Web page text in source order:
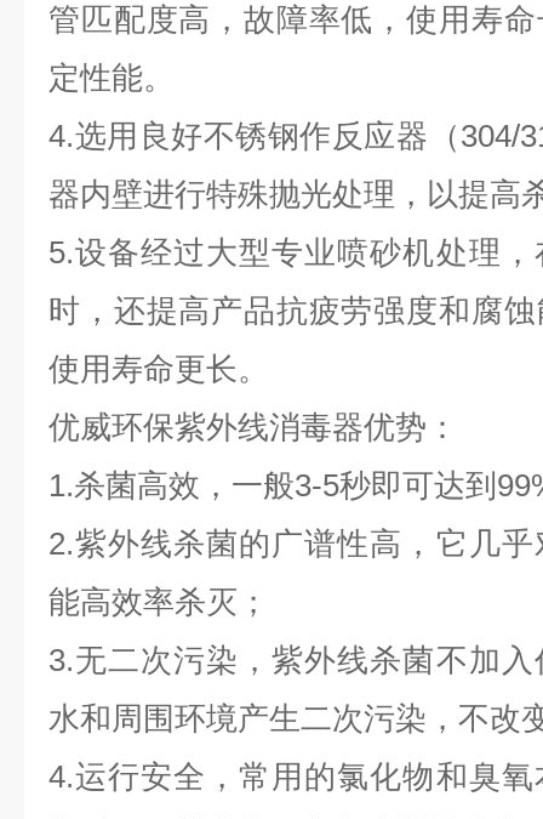
管匹配度高，故障率低，使用寿
定性能。
4.选用良好不锈钢作反应器（304/
器内壁进行特殊抛光处理，以提高
5.设备经过大型专业喷砂机处理
时，还提高产品抗疲劳强度和腐
使用寿命更长。
优威环保紫外线消毒器优势：
1.杀菌高效，一般3-5秒即可达到
2.紫外线杀菌的广谱性高，它几
能高效率杀灭；
3.无二次污染，紫外线杀菌不加
水和周围环境产生二次污染，不改
4.运行安全，常用的氯化物和臭